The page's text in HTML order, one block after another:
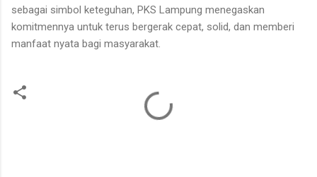
sebagai simbol keteguhan, PKS Lampung menegaskan
komitmennya untuk terus bergerak cepat, solid, dan memberi
manfaat nyata bagi masyarakat.